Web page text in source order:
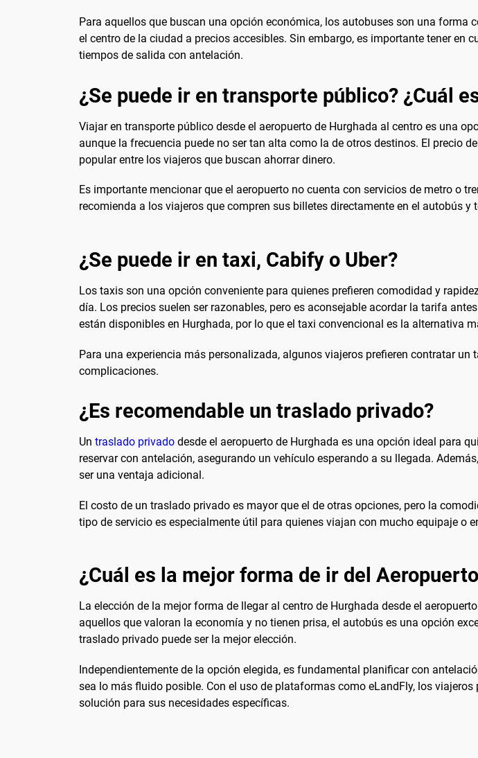
Para aquellos que buscan una opción económica, los autobuses son una
el centro de la ciudad a precios accesibles. Sin embargo, es importante tener en
tiempos de salida con antelación.
¿Se puede ir en transporte público? ¿Cuál
Viajar en transporte público desde el aeropuerto de Hurghada al centro es una
aunque la frecuencia puede no ser tan alta como la de otros destinos. El precio
popular entre los viajeros que buscan ahorrar dinero.
Es importante mencionar que el aeropuerto no cuenta con servicios de metro o
recomienda a los viajeros que compren sus billetes directamente en el autobús
¿Se puede ir en taxi, Cabify o Uber?
Los taxis son una opción conveniente para quienes prefieren comodidad y
día. Los precios suelen ser razonables, pero es aconsejable acordar la tarifa
están disponibles en Hurghada, por lo que el taxi convencional es la alternativa
Para una experiencia más personalizada, algunos viajeros prefieren contratar
complicaciones.
¿Es recomendable un traslado privado?
Un traslado privado desde el aeropuerto de Hurghada es una opción ideal para
reservar con antelación, asegurando un vehículo esperando a su llegada.
ser una ventaja adicional.
El costo de un traslado privado es mayor que el de otras opciones, pero la
tipo de servicio es especialmente útil para quienes viajan con mucho equipaje o
¿Cuál es la mejor forma de ir del
La elección de la mejor forma de llegar al centro de Hurghada desde el
aquellos que valoran la economía y no tienen prisa, el autobús es una opción
traslado privado puede ser la mejor elección.
Independientemente de la opción elegida, es fundamental planificar con
sea lo más fluido posible. Con el uso de plataformas como eLandFly, los
solución para sus necesidades específicas.